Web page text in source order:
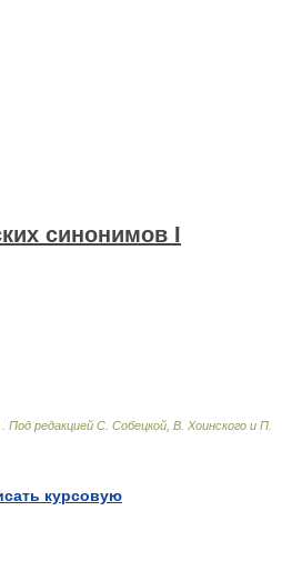
синонимов I
Под редакцией С. Собецкой, В. Хоинского и П.
курсовую